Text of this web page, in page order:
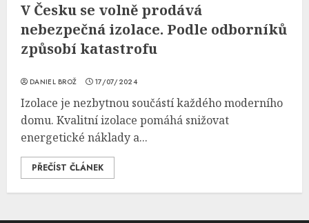
V Česku se volně prodává
nebezpečná izolace. Podle odborníků
způsobí katastrofu
DANIEL BROŽ 17/07/2024
Izolace je nezbytnou součástí každého moderního
domu. Kvalitní izolace pomáhá snižovat
energetické náklady a...
PŘEČÍST ČLÁNEK